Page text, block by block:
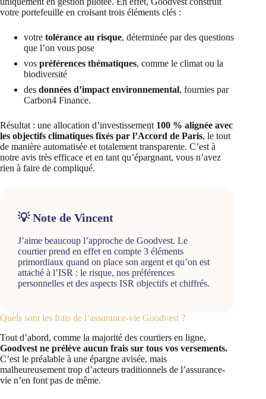
votre portefeuille en croisant trois éléments clés :
votre tolérance au risque, déterminée par des questions
que l’on vous pose
vos préférences thématiques, comme le climat ou la
biodiversité
des données d’impact environnemental, fournies par
Carbon4 Finance.
Résultat : une allocation d’investissement 100 % alignée avec
les objectifs climatiques fixés par l’Accord de Paris, le tout
de manière automatisée et totalement transparente. C’est à
notre avis très efficace et en tant qu’épargnant, vous n’avez
rien à faire de compliqué.
💡 Note de Vincent
J’aime beaucoup l’approche de Goodvest. Le
courtier prend en effet en compte 3 éléments
primordiaux quand on place son argent et qu’on est
attaché à l’ISR : le risque, nos préférences
personnelles et des aspects ISR objectifs et chiffrés.
Quels sont les frais de l’assurance-vie Goodvest ?
Tout d’abord, comme la majorité des courtiers en ligne,
Goodvest ne prélève aucun frais sur tous vos versements.
C’est le préalable à une épargne avisée, mais
malheureusement trop d’acteurs traditionnels de l’assurance-
vie n’en font pas de même.